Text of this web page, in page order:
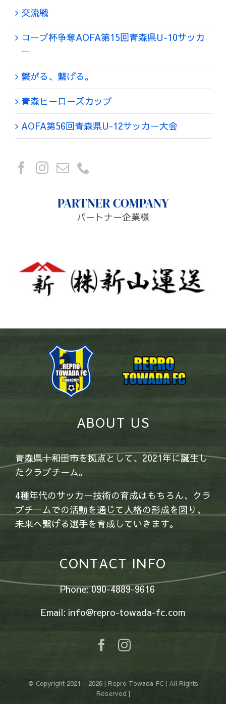
交流戦
コープ杯争奪AOFA第15回青森県U-10サッカ
ー
繋がる、繋げる。
青森ヒーローズカップ
AOFA第56回青森県U-12サッカー大会
PARTNER COMPANY
パートナー企業様
ABOUT US
青森県十和田市を拠点として、2021年に誕生し
たクラブチーム。
4種年代のサッカー技術の育成はもちろん、クラ
ブチームでの活動を通じて人格の形成を図り、
未来へ繋げる選手を育成していきます。
CONTACT INFO
Phone: 090-4889-9616
Email: info@repro-towada-fc.com
© Copyright 2021 - 2026 | Repro Towada FC | All Rights
Reserved |